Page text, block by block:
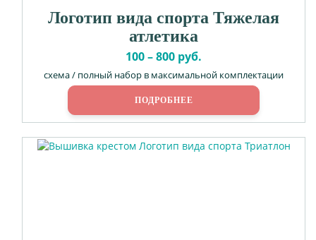
Логотип вида спорта Тяжелая
атлетика
100 – 800 руб.
схема / полный набор в максимальной комплектации
ПОДРОБНЕЕ